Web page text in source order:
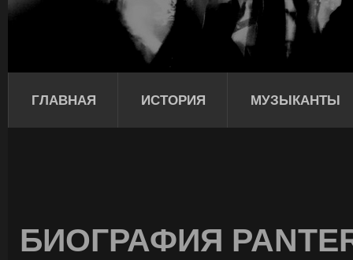
ГЛАВНАЯ ИСТОРИЯ МУЗЫКАНТЫ
БИОГРАФИЯ